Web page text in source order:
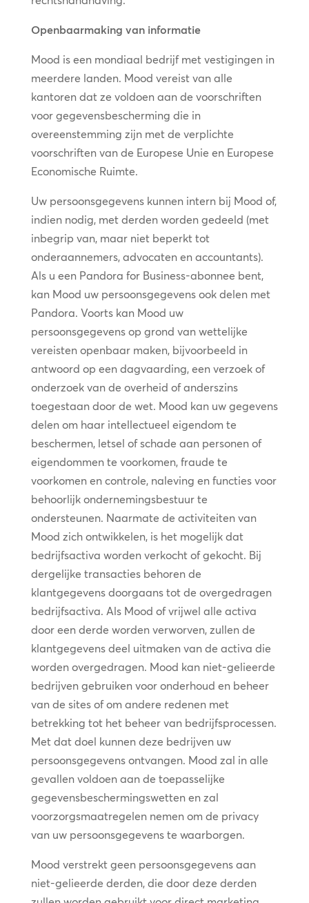
Openbaarmaking van informatie
Mood is een mondiaal bedrijf met vestigingen in
meerdere landen. Mood vereist van alle
kantoren dat ze voldoen aan de voorschriften
voor gegevensbescherming die in
overeenstemming zijn met de verplichte
voorschriften van de Europese Unie en Europese
Economische Ruimte.
Uw persoonsgegevens kunnen intern bij Mood of,
indien nodig, met derden worden gedeeld (met
inbegrip van, maar niet beperkt tot
onderaannemers, advocaten en accountants).
Als u een Pandora for Business-abonnee bent,
kan Mood uw persoonsgegevens ook delen met
Pandora. Voorts kan Mood uw
persoonsgegevens op grond van wettelijke
vereisten openbaar maken, bijvoorbeeld in
antwoord op een dagvaarding, een verzoek of
onderzoek van de overheid of anderszins
toegestaan door de wet. Mood kan uw gegevens
delen om haar intellectueel eigendom te
beschermen, letsel of schade aan personen of
eigendommen te voorkomen, fraude te
voorkomen en controle, naleving en functies voor
behoorlijk ondernemingsbestuur te
ondersteunen. Naarmate de activiteiten van
Mood zich ontwikkelen, is het mogelijk dat
bedrijfsactiva worden verkocht of gekocht. Bij
dergelijke transacties behoren de
klantgegevens doorgaans tot de overgedragen
bedrijfsactiva. Als Mood of vrijwel alle activa
door een derde worden verworven, zullen de
klantgegevens deel uitmaken van de activa die
worden overgedragen. Mood kan niet-gelieerde
bedrijven gebruiken voor onderhoud en beheer
van de sites of om andere redenen met
betrekking tot het beheer van bedrijfsprocessen.
Met dat doel kunnen deze bedrijven uw
persoonsgegevens ontvangen. Mood zal in alle
gevallen voldoen aan de toepasselijke
gegevensbeschermingswetten en zal
voorzorgsmaatregelen nemen om de privacy
van uw persoonsgegevens te waarborgen.
Mood verstrekt geen persoonsgegevens aan
niet-gelieerde derden, die door deze derden